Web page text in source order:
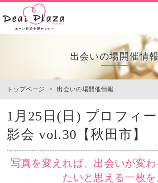
出会いの場開催情報
トップページ > 出会いの場開催情報
1月25日(日) プロフィ
影会 vol.30【秋田市】
写真を変えれば、出会いが変
たいと思える一枚を